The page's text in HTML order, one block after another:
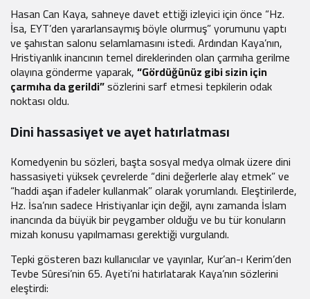
Hasan Can Kaya, sahneye davet ettiği izleyici için önce “Hz.
İsa, EYT’den yararlansaymış böyle olurmuş” yorumunu yaptı
ve şahıstan salonu selamlamasını istedi. Ardından Kaya’nın,
Hristiyanlık inancının temel direklerinden olan çarmıha gerilme
olayına gönderme yaparak,“Gördüğünüz gibi sizin için
çarmıha da gerildi”sözlerini sarf etmesi tepkilerin odak
noktası oldu.
Dini hassasiyet ve ayet hatırlatması
Komedyenin bu sözleri, başta sosyal medya olmak üzere dini
hassasiyeti yüksek çevrelerde “dini değerlerle alay etmek” ve
“haddi aşan ifadeler kullanmak” olarak yorumlandı. Eleştirilerde,
Hz. İsa’nın sadece Hristiyanlar için değil, aynı zamanda İslam
inancında da büyük bir peygamber olduğu ve bu tür konuların
mizah konusu yapılmaması gerektiği vurgulandı.
Tepki gösteren bazı kullanıcılar ve yayınlar, Kur’an-ı Kerim’den
Tevbe Sûresi’nin 65. Ayeti’ni hatırlatarak Kaya’nın sözlerini
eleştirdi: